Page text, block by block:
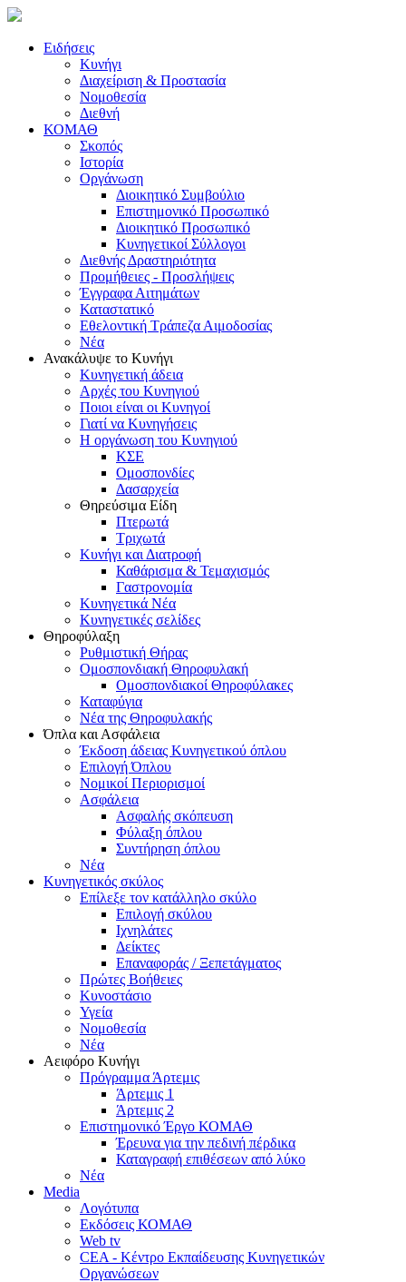
Ειδήσεις
Κυνήγι
Διαχείριση & Προστασία
Νομοθεσία
Διεθνή
ΚΟΜΑΘ
Σκοπός
Ιστορία
Οργάνωση
Διοικητικό Συμβούλιο
Επιστημονικό Προσωπικό
Διοικητικό Προσωπικό
Κυνηγετικοί Σύλλογοι
Διεθνής Δραστηριότητα
Προμήθειες - Προσλήψεις
Έγγραφα Αιτημάτων
Καταστατικό
Εθελοντική Τράπεζα Αιμοδοσίας
Νέα
Ανακάλυψε το Κυνήγι
Κυνηγετική άδεια
Αρχές του Κυνηγιού
Ποιοι είναι οι Κυνηγοί
Γιατί να Κυνηγήσεις
Η οργάνωση του Κυνηγιού
ΚΣΕ
Ομοσπονδίες
Δασαρχεία
Θηρεύσιμα Είδη
Πτερωτά
Τριχωτά
Κυνήγι και Διατροφή
Καθάρισμα & Τεμαχισμός
Γαστρονομία
Κυνηγετικά Νέα
Κυνηγετικές σελίδες
Θηροφύλαξη
Ρυθμιστική Θήρας
Ομοσπονδιακή Θηροφυλακή
Oμοσπονδιακοί Θηροφύλακες
Καταφύγια
Νέα της Θηροφυλακής
Όπλα και Ασφάλεια
Έκδοση άδειας Κυνηγετικού όπλου
Επιλογή Όπλου
Νομικοί Περιορισμοί
Ασφάλεια
Ασφαλής σκόπευση
Φύλαξη όπλου
Συντήρηση όπλου
Νέα
Κυνηγετικός σκύλος
Επίλεξε τον κατάλληλο σκύλο
Επιλογή σκύλου
Ιχνηλάτες
Δείκτες
Επαναφοράς / Ξεπετάγματος
Πρώτες Βοήθειες
Κυνοστάσιο
Υγεία
Νομοθεσία
Νέα
Αειφόρο Κυνήγι
Πρόγραμμα Άρτεμις
Άρτεμις 1
Άρτεμις 2
Επιστημονικό Έργο ΚΟΜΑΘ
Έρευνα για την πεδινή πέρδικα
Καταγραφή επιθέσεων από λύκο
Νέα
Media
Λογότυπα
Εκδόσεις ΚΟΜΑΘ
Web tv
CEA - Κέντρο Εκπαίδευσης Κυνηγετικών
Οργανώσεων